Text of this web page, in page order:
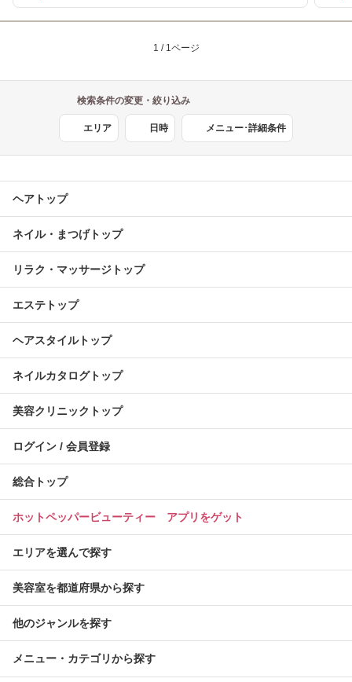
1 / 1ページ
検索条件の変更・絞り込み
エリア 日時 メニュー･詳細条件
ヘアトップ
ネイル・まつげトップ
リラク・マッサージトップ
エステトップ
ヘアスタイルトップ
ネイルカタログトップ
美容クリニックトップ
ログイン / 会員登録
総合トップ
ホットペッパービューティー アプリをゲット
エリアを選んで探す
美容室を都道府県から探す
他のジャンルを探す
メニュー・カテゴリから探す